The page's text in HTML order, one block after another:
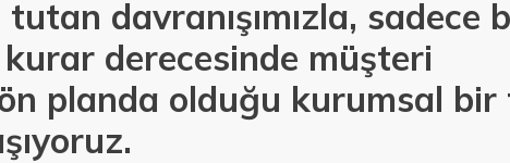
davranışımızla, sadece
derecesinde müşteri
planda olduğu kurumsal